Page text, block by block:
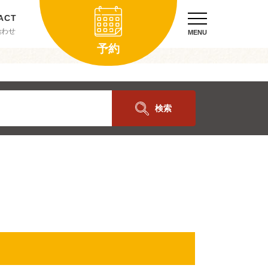
せ
予約
MENU
検索